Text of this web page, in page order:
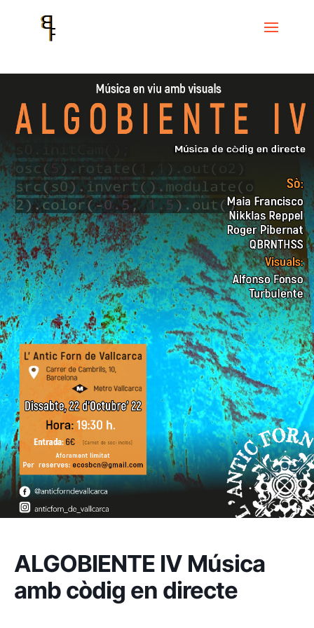
Events
ALGOBIENTE IV Música amb
còdig en directe
ALGOBIENTE IV Música
amb còdig en directe